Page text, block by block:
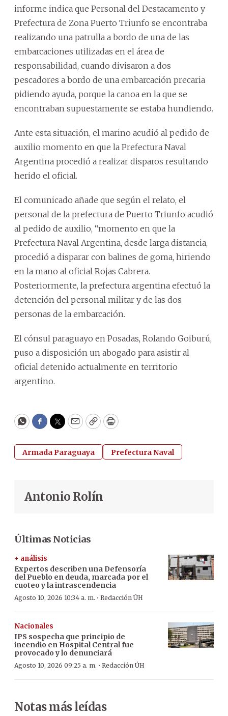
informe indica que Personal del Destacamento y
Prefectura de Zona Puerto Triunfo se encontraba
realizando una patrulla a bordo de una de las
embarcaciones utilizadas en el área de
responsabilidad, cuando divisaron a dos
pescadores a bordo de una embarcación precaria
pidiendo ayuda, porque la canoa en la que se
encontraban supuestamente se estaba hundiendo.
Ante esta situación, el marino acudió al pedido de
auxilio momento en que la Prefectura Naval
Argentina procedió a realizar disparos resultando
herido el oficial.
El comunicado añade que según el relato, el
personal de la prefectura de Puerto Triunfo acudió
al pedido de auxilio, “momento en que la
Prefectura Naval Argentina, desde larga distancia,
procedió a disparar con balines de goma, hiriendo
en la mano al oficial Rojas Cabrera.
Posteriormente, la prefectura argentina efectuó la
detención del personal militar y de las dos
personas de la embarcación.
El cónsul paraguayo en Posadas, Rolando Goiburú,
puso a disposición un abogado para asistir al
oficial detenido actualmente en territorio
argentino.
WhatsApp
Facebook
Twitter
EmailCopyPrint
Armada Paraguaya Prefectura Naval
Antonio Rolín
Últimas Noticias
+ análisis
Expertos describen una Defensoría
del Pueblo en deuda, marcada por el
cuoteo y la intrascendencia
Agosto 10, 2026 10:34 a. m. · Redacción ÚH
Nacionales
IPS sospecha que principio de
incendio en Hospital Central fue
provocado y lo denunciará
Agosto 10, 2026 09:25 a. m. · Redacción ÚH
Notas más leídas